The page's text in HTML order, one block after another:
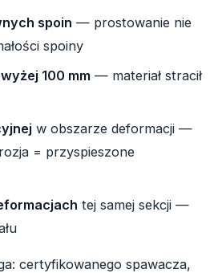
spoin — prostowanie nie
spoiny
100 mm — materiał stracił
w obszarze deformacji —
= przyspieszone
tej samej sekcji —
certyfikowanego spawacza,